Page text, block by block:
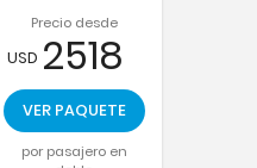
Precio desde
USD 2518
VER PAQUETE
por pasajero en